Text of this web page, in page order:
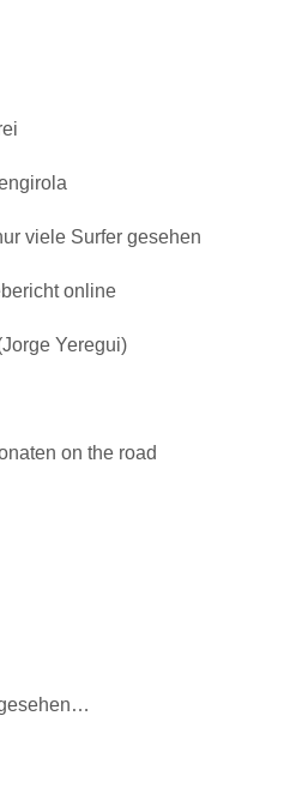
viele Surfer gesehen
online
Yeregui)
on the road